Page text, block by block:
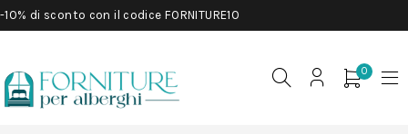
-10% di sconto con il codice FORNITURE10
0